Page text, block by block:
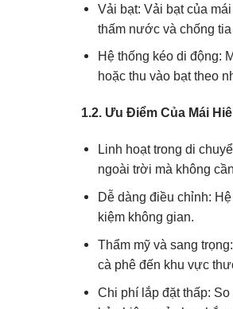
Vải bạt: Vải bạt của
thấm nước và chống
Hệ thống kéo di động:
hoặc thu vào bạt theo
1.2. Ưu Điểm Của Mái
Linh hoạt trong di
ngoài trời mà không
Dễ dàng điều chỉnh:
kiệm không gian.
Thẩm mỹ và sang
cà phê đến khu vực
Chi phí lắp đặt thấp: